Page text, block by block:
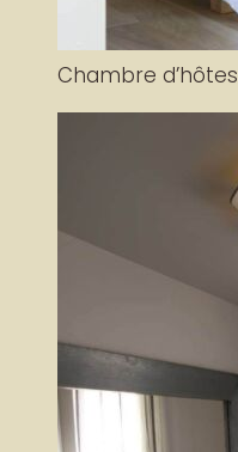
Chambre